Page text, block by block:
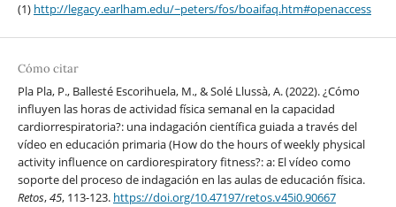
(1) http://legacy.earlham.edu/~peters/fos/boaifaq.htm#openaccess
Cómo citar
Pla Pla, P., Ballesté Escorihuela, M., & Solé Llussà, A. (2022). ¿Cómo
influyen las horas de actividad física semanal en la capacidad
cardiorrespiratoria?: una indagación científica guiada a través del
vídeo en educación primaria (How do the hours of weekly physical
activity influence on cardiorespiratory fitness?: a: El vídeo como
soporte del proceso de indagación en las aulas de educación física.
Retos,45, 113-123. https://doi.org/10.47197/retos.v45i0.90667